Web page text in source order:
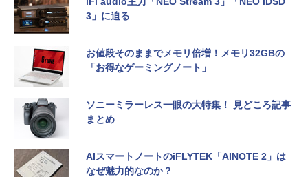
3」に迫る
お値段そのままでメモリ倍増！メモリ32GBの
「お得なゲーミングノート」
ソニーミラーレス一眼の大特集！ 見どころ記事
まとめ
AIスマートノートのiFLYTEK「AINOTE 2」は
なぜ魅力的なのか？